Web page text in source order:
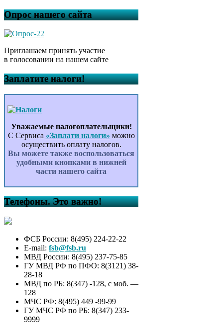
Опрос нашего сайта
Приглашаем принять участие
в голосовании на нашем сайте
Заплатите налоги!
Уважаемые налогоплательщики!
С Сервиса «Заплати налоги» можно
осуществить оплату налогов.
Вы можете также воспользоваться
удобными кнопками в нижней
части нашего сайта
Телефоны. Это важно!
ФСБ России: 8(495) 224-22-22
E-mail: fsb@fsb.ru
МВД России: 8(495) 237-75-85
ГУ МВД РФ по ПФО: 8(3121) 38-
28-18
МВД по РБ: 8(347) -128, с моб. —
128
МЧС РФ: 8(495) 449 -99-99
ГУ МЧС РФ по РБ: 8(347) 233-
9999